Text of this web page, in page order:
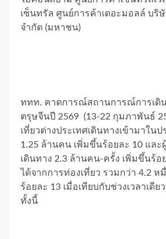
เซ็นทรัล ศูนย์การค้าเดอะมอลล์ บริษั
จำกัด (มหาชน)
ททท. คาดการณ์สถานการณ์การเดิ
ตรุษจีนปี 2569 (13-22 กุมภาพันธ์
เที่ยวต่างประเทศเดินทางเข้ามาใน
1.25 ล้านคน เพิ่มขึ้นร้อยละ 10 และ
เดินทาง 2.3 ล้านคน-ครั้ง เพิ่มขึ้นร้อ
ได้จากการท่องเที่ยว รวมกว่า 4.2
ร้อยละ 13 เมื่อเทียบกับช่วงเวลาเดี
ทั้งนี้